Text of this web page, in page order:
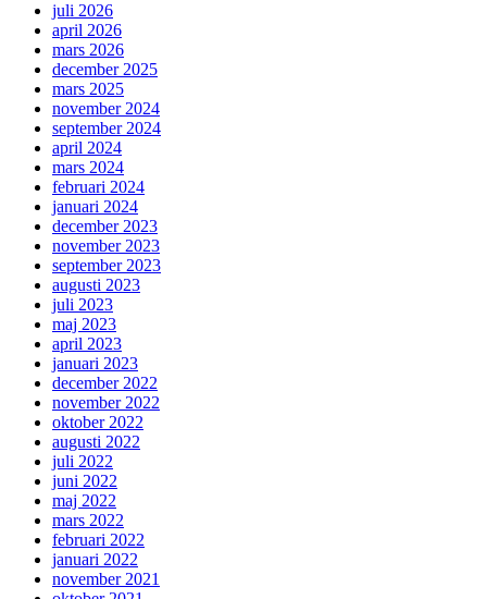
juli 2026
april 2026
mars 2026
december 2025
mars 2025
november 2024
september 2024
april 2024
mars 2024
februari 2024
januari 2024
december 2023
november 2023
september 2023
augusti 2023
juli 2023
maj 2023
april 2023
januari 2023
december 2022
november 2022
oktober 2022
augusti 2022
juli 2022
juni 2022
maj 2022
mars 2022
februari 2022
januari 2022
november 2021